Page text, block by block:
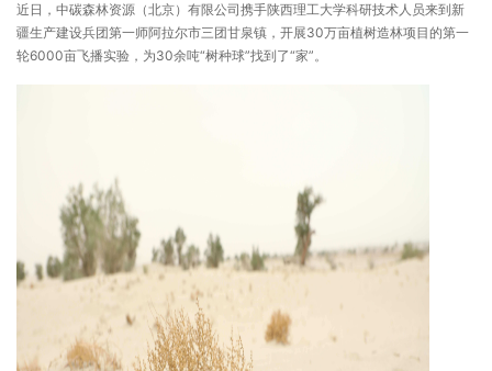
近日，中碳森林资源（北京）有限公司携手陕西理工大学科研技术人员来到新
疆生产建设兵团第一师阿拉尔市三团甘泉镇，开展30万亩植树造林项目的第一
轮6000亩飞播实验，为30余吨“树种球”找到了“家”。